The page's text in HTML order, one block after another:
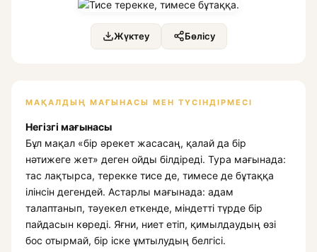
Жүктеу Бөлісу
МАҚАЛДЫҢ МАҒЫНАСЫ МЕН ТҮСІНДІРМЕСІ
Негізгі мағынасы
Бұл мақал «бір әрекет жасасаң, қалай да бір
нәтижеге жет» деген ойды білдіреді. Тура мағынада:
тас лақтырса, терекке тисе де, тимесе де бұтаққа
ілінсін дегендей. Астарлы мағынада: адам
талаптанып, тәуекел еткенде, міндетті түрде бір
пайдасын көреді. Яғни, ниет етіп, қимылдаудың өзі
бос отырмай, бір іске ұмтылудың белгісі.